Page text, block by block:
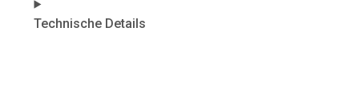
Technische Details